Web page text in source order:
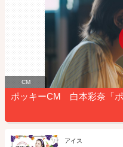
CM
ポッキーCM 白本彩奈「
アイス